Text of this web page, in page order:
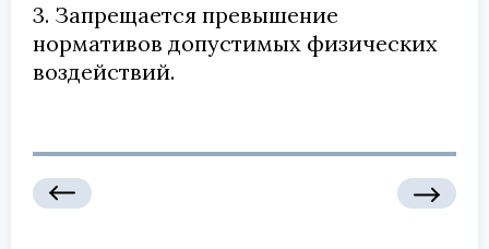
3. Запрещается превышение
нормативов допустимых физических
воздействий.